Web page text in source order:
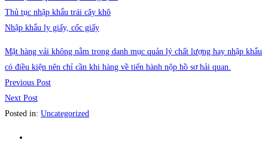
Thủ tục nhập khẩu trái cây khô
Nhập khẩu ly giấy, cốc giấy
Mặt hàng vải không nằm trong danh mục quản lý chất lượng hay nhập khẩu
có điều kiện nên chỉ cần khi hàng về tiến hành nộp hồ sơ hải quan.
Previous Post
Next Post
Posted in: Uncategorized